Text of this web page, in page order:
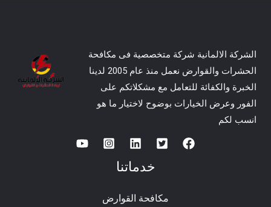
الشركة الالمانية شركة متخصصية فى مكافحة
الحشرات والقوارض نعمل منذ عام 2005 لدينا
الخبرة والكفائة للتعامل مع مشكلاتكم على
الفور وعرض الخيارات بوضوح لاختيار ما هو
انسب لكم
خدماتنا
مكافحة القوارض